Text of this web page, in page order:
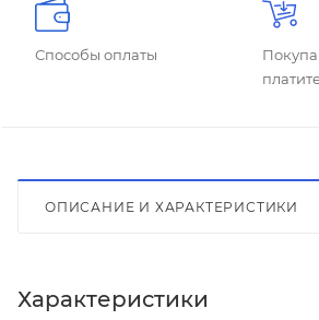
Способы оплаты
ОПИСАНИЕ И ХАРАКТЕРИСТИКИ
Характеристики